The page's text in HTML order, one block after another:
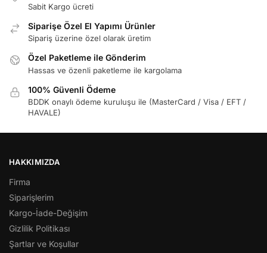
Sabit Kargo ücreti
Siparişe Özel El Yapımı Ürünler
Sipariş üzerine özel olarak üretim
Özel Paketleme ile Gönderim
Hassas ve özenli paketleme ile kargolama
100% Güvenli Ödeme
BDDK onaylı ödeme kuruluşu ile (MasterCard / Visa / EFT /
HAVALE)
HAKKIMIZDA
Firma
Siparişlerim
Kargo-İade-Değişim
Gizlilik Politikası
Şartlar ve Koşullar